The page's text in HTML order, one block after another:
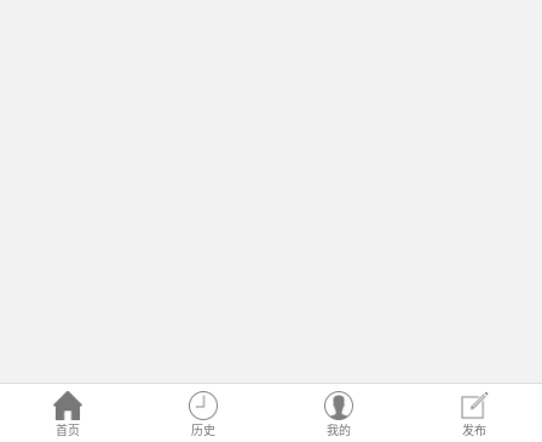
首页 历史 我的 发布